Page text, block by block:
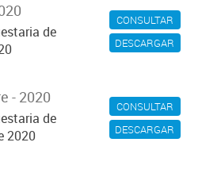
CONSULTAR
DESCARGAR
de
CONSULTAR
DESCARGAR
- 2020
de
2020